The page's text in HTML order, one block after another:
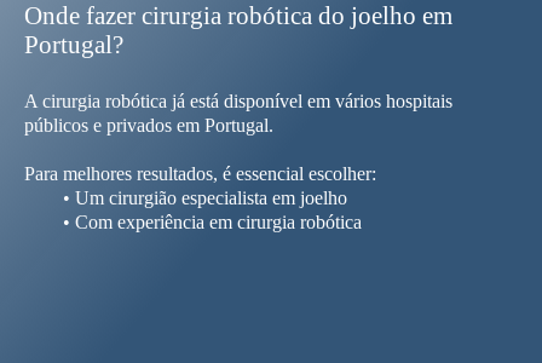
Onde fazer cirurgia robótica do joelho em
Portugal?
A cirurgia robótica já está disponível em vários hospitais
públicos e privados em Portugal.
Para melhores resultados, é essencial escolher:
• Um cirurgião especialista em joelho
• Com experiência em cirurgia robótica